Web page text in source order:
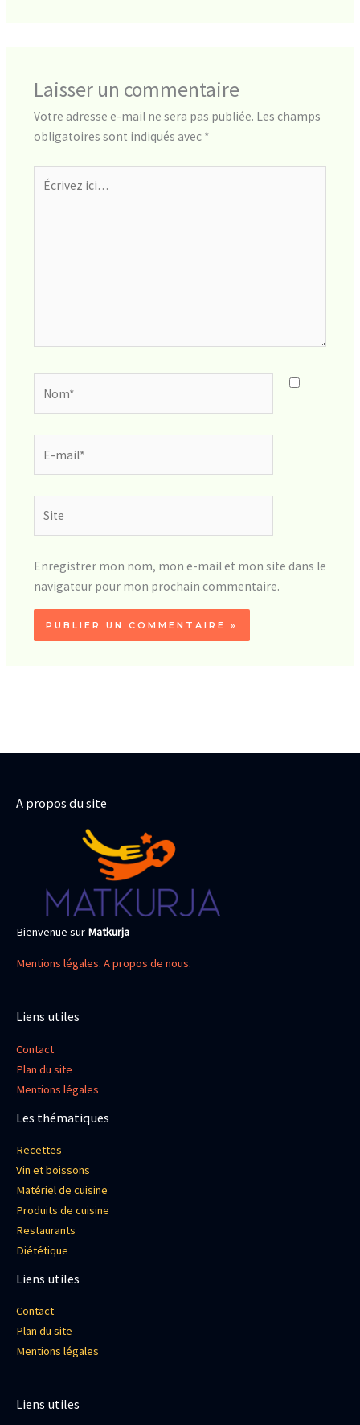
Laisser un commentaire
Votre adresse e-mail ne sera pas publiée. Les champs
obligatoires sont indiqués avec *
ici…
mail*
Enregistrer mon nom, mon e-mail et mon site dans le
navigateur pour mon prochain commentaire.
A propos du site
Bienvenue sur Matkurja
Mentions légales. A propos de nous.
Liens utiles
Contact
Plan du site
Mentions légales
Les thématiques
Recettes
Vin et boissons
Matériel de cuisine
Produits de cuisine
Restaurants
Diététique
Liens utiles
Contact
Plan du site
Mentions légales
Liens utiles